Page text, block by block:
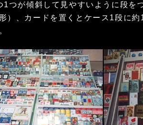
1つが傾斜して見やすいように段を
）、カードを置くとケース1段に